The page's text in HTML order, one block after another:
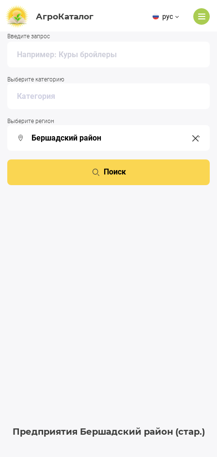
АгроКаталог рус
Введите запрос
Выберите категорию
Выберите регион
Поиск
Предприятия Бершадский район (стар.)